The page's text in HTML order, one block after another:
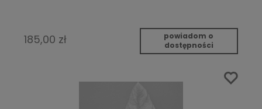
185,00 zł
powiadom o
dostępności